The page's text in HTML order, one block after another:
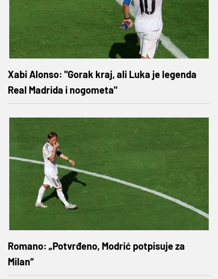
Xabi Alonso: "Gorak kraj, ali Luka je legenda
Real Madrida i nogometa"
Romano: „Potvrđeno, Modrić potpisuje za
Milan“